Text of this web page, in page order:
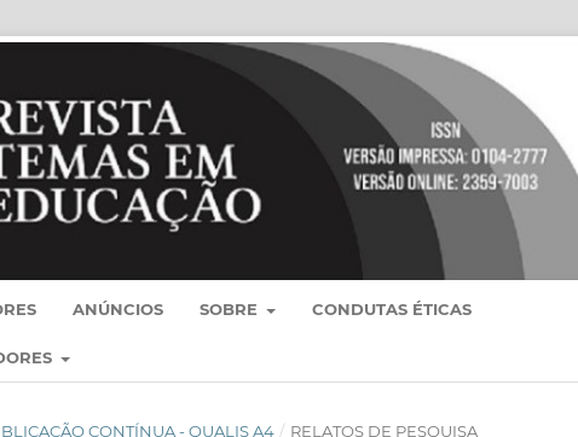
ANÚNCIOS SOBRE CONDUTAS ÉTICAS
CONTÍNUA - QUALIS A4 / RELATOS DE PESQUISA